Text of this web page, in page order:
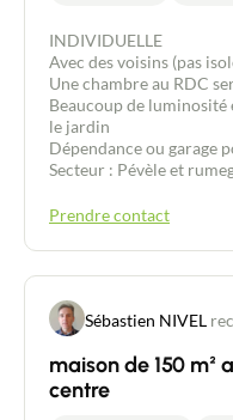
photos sur
INDIVIDUELLE
Avec des voisins (pas
Une chambre au RDC
Beaucoup de luminosité
le jardin
Dépendance ou garage
Secteur : Pévèle et
Prendre contact
Sébastien NIVEL
maison de 150 m²
centre